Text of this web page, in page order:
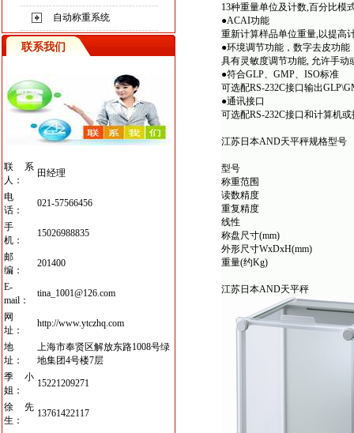
自动称重系统
联系我们
联系
人：
田经理
电
话：
021-57566456
手
机：
15026988835
邮
编：
201400
E-
mail：
tina_1001@126.com
网
址：
http://www.ytczhq.com
地
址：
上海市奉贤区解放东路1008号绿
地集团4号楼7层
季小
姐：
15221209271
徐先
生：
13761422117
13种重量单位及计数,百分比模
●ACAI功能
重新计算样品单位重量,以提高
●环境调节功能，数字去皮功能
具有灵敏度调节功能, 允许手动
●符合GLP、GMP、ISO标准
可选配RS-232C接口输出
●通讯接口
可选配RS-232C接口和计算机
江苏日本AND天平秤规格型号
型号
称重范围
读数精度
重复精度
线性
称盘尺寸(mm)
外形尺寸WxDxH(mm)
重量(约Kg)
江苏日本AND天平秤